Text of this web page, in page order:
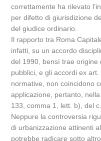
correttamente ha rilevato
per difetto di giurisdizione
del giudice ordinario.
Il rapporto tra Roma
infatti, su un accordo
del 1990, bensì trae origine
pubblici, e gli accordi ex
normative, non coincidono
applicazione, pertanto,
133, comma 1, lett. b), del
Neppure la controversia
di urbanizzazione attinenti
potrebbe radicare sotto